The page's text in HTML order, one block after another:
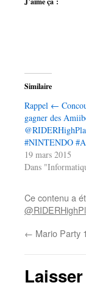
Similaire
Rappel ←
gagner des
#NINTENDO
19 mars 2015
Dans
Ce contenu a
← Mario Party